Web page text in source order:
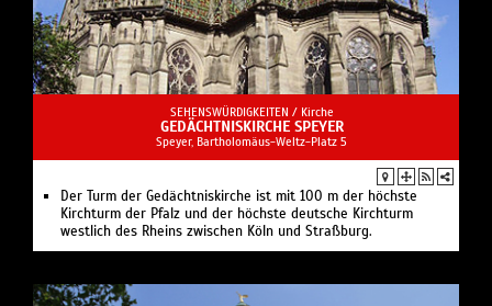
SEHENSWÜRDIGKEITEN / Kirche
GEDÄCHTNISKIRCHE SPEYER
Speyer, Bartholomäus-Weltz-Platz 5
Der Turm der Gedächtniskirche ist mit 100 m der höchste
Kirchturm der Pfalz und der höchste deutsche Kirchturm
westlich des Rheins zwischen Köln und Straßburg.